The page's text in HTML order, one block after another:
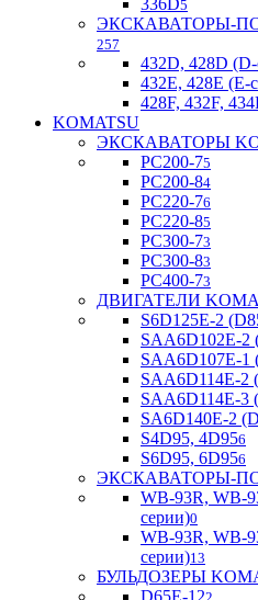
336D5
ЭКСКАВАТОРЫ-
257
432D, 428D (D-
432E, 428E (E-
428F, 432F,
KOMATSU
ЭКСКАВАТОРЫ
PC200-75
PC200-84
PC220-76
PC220-85
PC300-73
PC300-83
PC400-73
ДВИГАТЕЛИ
S6D125E-2
SAA6D102E-2
SAA6D107E-1
SAA6D114E-2
SAA6D114E-3
SA6D140E-2
S4D95, 4D956
S6D95, 6D956
ЭКСКАВАТОРЫ-
WB-93R, WB-
серии)0
WB-93R, WB-
серии)13
БУЛЬДОЗЕРЫ
D65E-12